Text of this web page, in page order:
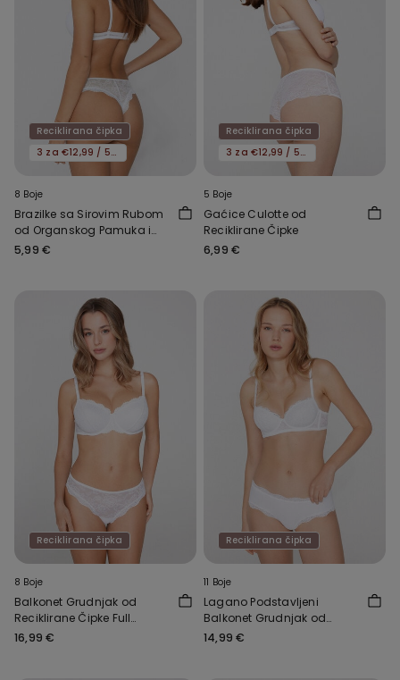
Reciklirana čipka
3 za €12,99 / 5 za €19,99
8 Boje
Brazilke sa Sirovim Rubom
od Organskog Pamuka i
Reciklirane Čipke
5,99 €
Reciklirana čipka
3 za €12,99 / 5 za €19,99
5 Boje
Gaćice Culotte od
Reciklirane Čipke
6,99 €
Reciklirana čipka
8 Boje
Balkonet Grudnjak od
Reciklirane Čipke Full
Coverage Prague
16,99 €
Reciklirana čipka
11 Boje
Lagano Podstavljeni
Balkonet Grudnjak od
Reciklirane Čipke Wien
14,99 €